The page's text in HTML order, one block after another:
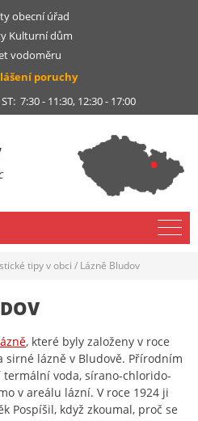
obecní úřad
Kulturní dům
vodoměru
poruchy
7:30 - 11:30, 12:30 - 17:00
tipy v obci / Lázně Bludov
, které byly založeny v roce
sirné lázně v Bludově. Přírodním
voda, sírano-chlorido-
v areálu lázní. V roce 1924 ji
Pospíšil, když zkoumal, proč se